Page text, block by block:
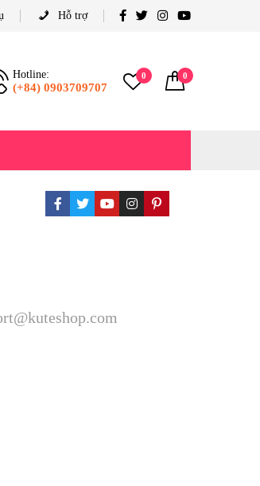
Hỗ trợ
Hotline:
(+84) 0903709707
0 0